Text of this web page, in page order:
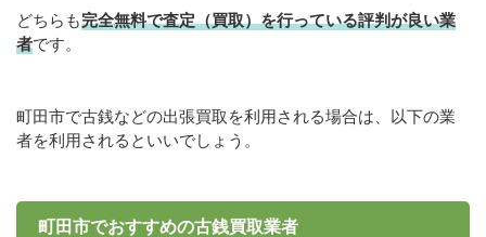
どちらも完全無料で査定（買取）を行っている評判が良い業
者です。
町田市で古銭などの出張買取を利用される場合は、以下の業
者を利用されるといいでしょう。
町田市でおすすめの古銭買取業者